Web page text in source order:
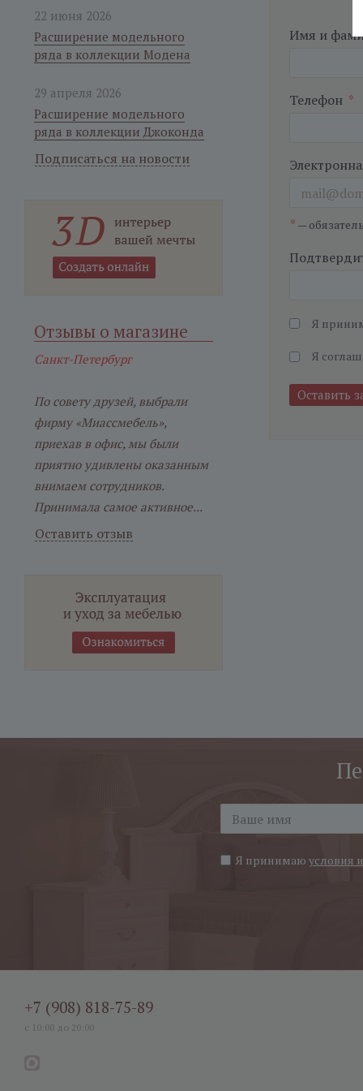
Имя и
Телефон *
* —
Я
Я
22 июня 2026
Расширение модельного
ряда в коллекции Модена
29 апреля 2026
Расширение модельного
ряда в коллекции Джоконда
Подписаться на новости
Отзывы о магазине
Санкт-Петербург
По совету друзей, выбрали
фирму «Миассмебель»,
приехав в офис, мы были
приятно удивлены оказанным
внимаем сотрудников.
Принимала самое активное...
Оставить отзыв
Я принимаю условия
+7 (908) 818-75-89
с 10:00 до 20:00